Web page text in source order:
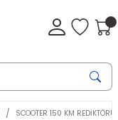
SCOOTER 150 KM REDİKTÖRÜ